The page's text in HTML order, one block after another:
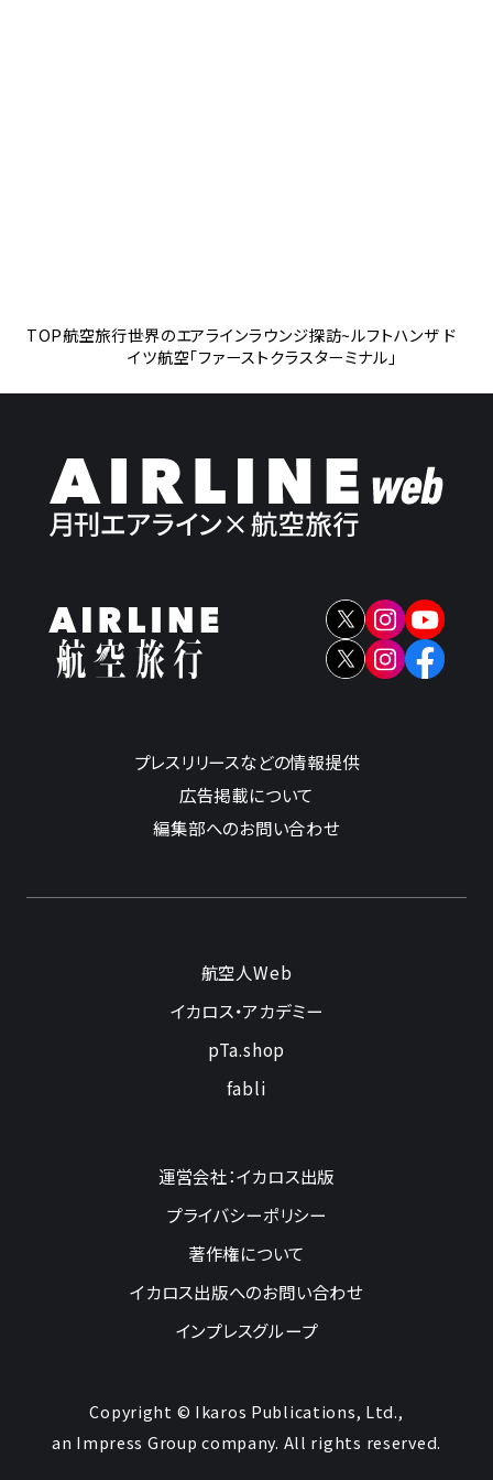
TOP航空旅行世界のエアラインラウンジ探訪~ルフトハンザ ド
イツ航空「ファーストクラスターミナル」
プレスリリースなどの情報提供
広告掲載について
編集部へのお問い合わせ
航空人Web
イカロス・アカデミー
pTa.shop
fabli
運営会社：イカロス出版
プライバシーポリシー
著作権について
イカロス出版へのお問い合わせ
インプレスグループ
Copyright © Ikaros Publications, Ltd.,
an Impress Group company. All rights reserved.